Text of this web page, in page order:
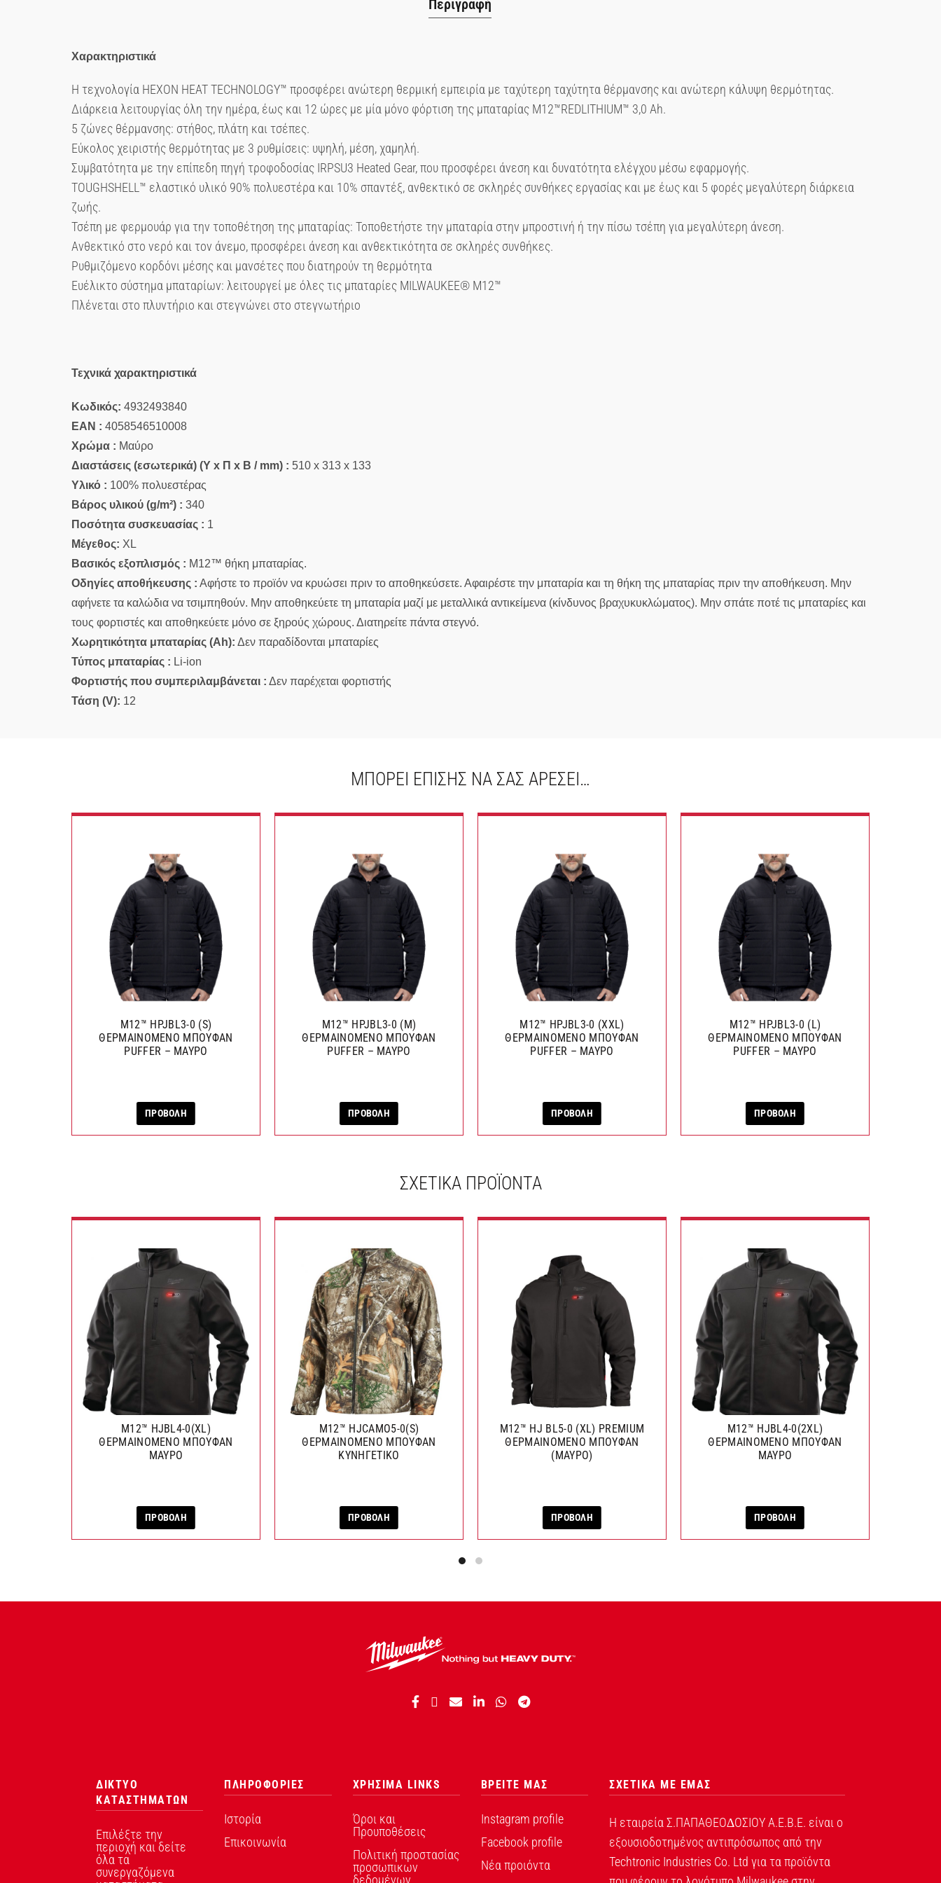
Περιγραφή
Χαρακτηριστικά
Η τεχνολογία HEXON HEAT TECHNOLOGY™ προσφέρει ανώτερη θερμική εμπειρία με ταχύτερη ταχύτητα θέρμανσης και ανώτερη κάλυψη θερμότητας.
Διάρκεια λειτουργίας όλη την ημέρα, έως και 12 ώρες με μία μόνο φόρτιση της μπαταρίας M12™REDLITHIUM™ 3,0 Ah.
5 ζώνες θέρμανσης: στήθος, πλάτη και τσέπες.
Εύκολος χειριστής θερμότητας με 3 ρυθμίσεις: υψηλή, μέση, χαμηλή.
Συμβατότητα με την επίπεδη πηγή τροφοδοσίας IRPSU3 Heated Gear, που προσφέρει άνεση και δυνατότητα ελέγχου μέσω εφαρμογής.
TOUGHSHELL™ ελαστικό υλικό 90% πολυεστέρα και 10% σπαντέξ, ανθεκτικό σε σκληρές συνθήκες εργασίας και με έως και 5 φορές μεγαλύτερη διάρκεια
ζωής.
Τσέπη με φερμουάρ για την τοποθέτηση της μπαταρίας: Τοποθετήστε την μπαταρία στην μπροστινή ή την πίσω τσέπη για μεγαλύτερη άνεση.
Ανθεκτικό στο νερό και τον άνεμο, προσφέρει άνεση και ανθεκτικότητα σε σκληρές συνθήκες.
Ρυθμιζόμενο κορδόνι μέσης και μανσέτες που διατηρούν τη θερμότητα
Ευέλικτο σύστημα μπαταρίων: λειτουργεί με όλες τις μπαταρίες MILWAUKEE® M12™
Πλένεται στο πλυντήριο και στεγνώνει στο στεγνωτήριο
Τεχνικά χαρακτηριστικά
Κωδικός: 4932493840
EAN : 4058546510008
Χρώμα : Μαύρο
Διαστάσεις (εσωτερικά) (Υ x Π x Β / mm) : 510 x 313 x 133
Υλικό : 100% πολυεστέρας
Βάρος υλικού (g/m²) : 340
Ποσότητα συσκευασίας : 1
Μέγεθος: XL
Βασικός εξοπλισμός : M12™ θήκη μπαταρίας.
Οδηγίες αποθήκευσης : Αφήστε το προϊόν να κρυώσει πριν το αποθηκεύσετε. Αφαιρέστε την μπαταρία και τη θήκη της μπαταρίας πριν την αποθήκευση. Μην
αφήνετε τα καλώδια να τσιμπηθούν. Μην αποθηκεύετε τη μπαταρία μαζί με μεταλλικά αντικείμενα (κίνδυνος βραχυκυκλώματος). Μην σπάτε ποτέ τις μπαταρίες και
τους φορτιστές και αποθηκεύετε μόνο σε ξηρούς χώρους. Διατηρείτε πάντα στεγνό.
Χωρητικότητα μπαταρίας (Ah): Δεν παραδίδονται μπαταρίες
Τύπος μπαταρίας : Li-ion
Φορτιστής που συμπεριλαμβάνεται : Δεν παρέχεται φορτιστής
Τάση (V): 12
ΜΠΟΡΕΊ ΕΠΊΣΗΣ ΝΑ ΣΑΣ ΑΡΈΣΕΙ…
M12™ HPJBL3-0 (S)
ΘΕΡΜΑΙΝΟΜΕΝΟ ΜΠΟΥΦΑΝ
PUFFER – ΜΑΥΡΟ
ΠΡΟΒΟΛΗ
M12™ HPJBL3-0 (Μ)
ΘΕΡΜΑΙΝΟΜΕΝΟ ΜΠΟΥΦΑΝ
PUFFER – ΜΑΥΡΟ
ΠΡΟΒΟΛΗ
M12™ HPJBL3-0 (XXL)
ΘΕΡΜΑΙΝΟΜΕΝΟ ΜΠΟΥΦΑΝ
PUFFER – ΜΑΥΡΟ
ΠΡΟΒΟΛΗ
M12™ HPJBL3-0 (L)
ΘΕΡΜΑΙΝΟΜΕΝΟ ΜΠΟΥΦΑΝ
PUFFER – ΜΑΥΡΟ
ΠΡΟΒΟΛΗ
ΣΧΕΤΙΚΆ ΠΡΟΪΌΝΤΑ
M12™ HJBL4-0(XL)
ΘΕΡΜΑΙΝΟΜΕΝΟ ΜΠΟΥΦΑΝ
ΜΑΥΡΟ
ΠΡΟΒΟΛΗ
M12™ HJCAMO5-0(S)
ΘΕΡΜΑΙΝΟΜΕΝΟ ΜΠΟΥΦΑΝ
ΚΥΝΗΓΕΤΙΚΟ
ΠΡΟΒΟΛΗ
M12™ HJ BL5-0 (XL) PREMIUM
ΘΕΡΜΑΙΝΟΜΕΝΟ ΜΠΟΥΦΑΝ
(ΜΑΥΡΟ)
ΠΡΟΒΟΛΗ
M12™ HJBL4-0(2XL)
ΘΕΡΜΑΙΝΟΜΕΝΟ ΜΠΟΥΦΑΝ
ΜΑΥΡΟ
ΠΡΟΒΟΛΗ
ΔΙΚΤΥΟ
ΚΑΤΑΣΤΗΜΑΤΩΝ
Επιλέξτε την
περιοχή και δείτε
όλα τα
συνεργαζόμενα
ΠΛΗΡΟΦΟΡΙΕΣ
Ιστορία
Επικοινωνία
ΧΡΗΣΙΜΑ LINKS
Όροι και
Προυποθέσεις
Πολιτική προστασίας
προσωπικων
δεδομένων
ΒΡΕΙΤΕ ΜΑΣ
Instagram profile
Facebook profile
Νέα προιόντα
ΣΧΕΤΙΚΑ ΜΕ ΕΜΑΣ
Η εταιρεία Σ.ΠΑΠΑΘΕΟ∆ΟΣΙΟΥ Α.Ε.Β.Ε. είναι ο
εξουσιοδοτημένος αντιπρόσωπος από την
Techtronic Industries Co. Ltd για τα προϊόντα